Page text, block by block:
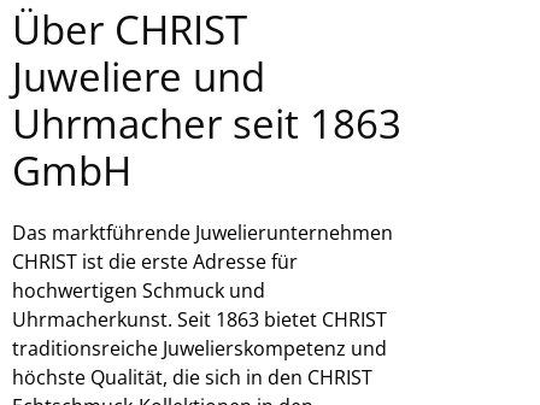
Über CHRIST
Juweliere und
Uhrmacher seit 1863
GmbH
Das marktführende Juwelierunternehmen
CHRIST ist die erste Adresse für
hochwertigen Schmuck und
Uhrmacherkunst. Seit 1863 bietet CHRIST
traditionsreiche Juwelierskompetenz und
höchste Qualität, die sich in den CHRIST